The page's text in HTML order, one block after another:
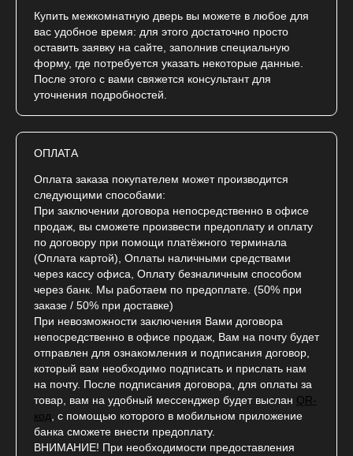
Купить межкомнатную дверь вы можете в любое для
вас удобное время: для этого достаточно просто
оставить заявку на сайте, заполнив специальную
форму, где потребуется указать некоторые данные.
После этого с вами свяжется консультант для
уточнения подробностей.
ОПЛАТА
Оплата заказа покупателем может производится
следующими способами:
При заключении договора непосредственно в офисе
продаж, вы сможете произвести предоплату и оплату
по договору при помощи платёжного терминала
(Оплата картой), Оплаты наличными средствами
через кассу офиса, Оплату безналичным способом
через банк. Мы работаем по предоплате. (50% при
заказе / 50% при доставке)
При невозможности заключения Вами договора
непосредственно в офисе продаж, Вам на почту будет
отправлен для ознакомления и подписания договор,
который вам необходимо подписать и прислать нам
на почту. После подписания договора, для оплаты за
товар, вам на удобный мессенджер будет выслан QR-
код, с помощью которого в мобильном приложение
банка сможете внести предоплату.
ВНИМАНИЕ! При необходимости предоставления